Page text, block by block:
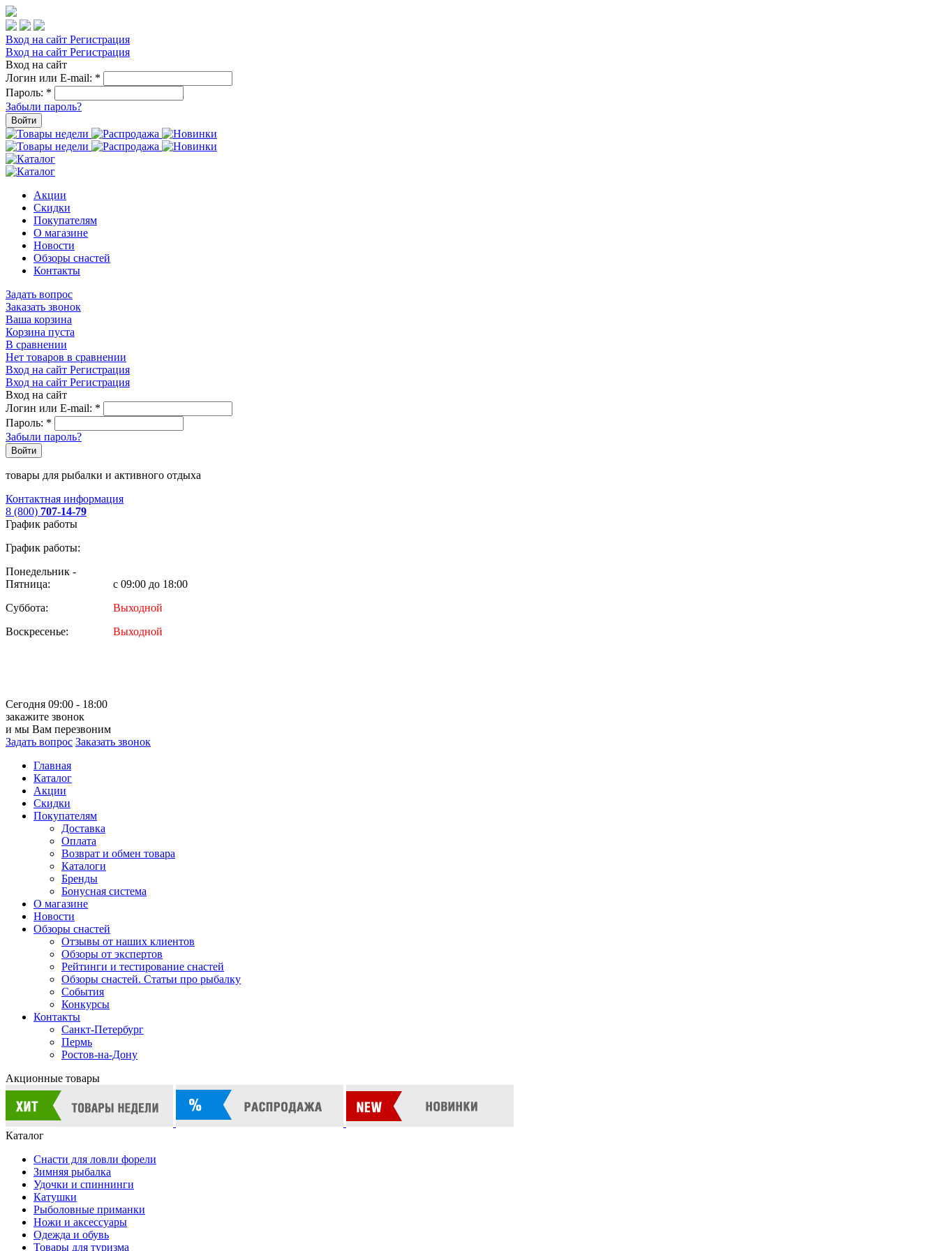
Вход на сайт Регистрация
Вход на сайт Регистрация
Вход на сайт
Логин или E-mail: *
Пароль: *
Забыли пароль?
Войти
Акции
Скидки
Покупателям
О магазине
Новости
Обзоры снастей
Контакты
Задать вопрос
Заказать звонок
Ваша корзина
Корзина пуста
В сравнении
Нет товаров в сравнении
Вход на сайт Регистрация
Вход на сайт Регистрация
Вход на сайт
Логин или E-mail: *
Пароль: *
Забыли пароль?
Войти
товары для рыбалки и активного отдыха
Контактная информация
8 (800) 707-14-79
График работы
График работы:
Понедельник -
Пятница:
с 09:00 до 18:00
Суббота:
Выходной
Воскресенье:
Выходной
Сегодня 09:00 - 18:00
закажите звонок
и мы Вам перезвоним
Задать вопрос Заказать звонок
Главная
Каталог
Акции
Скидки
Покупателям
Доставка
Оплата
Возврат и обмен товара
Каталоги
Бренды
Бонусная система
О магазине
Новости
Обзоры снастей
Отзывы от наших клиентов
Обзоры от экспертов
Рейтинги и тестирование снастей
Обзоры снастей. Статьи про рыбалку
События
Конкурсы
Контакты
Санкт-Петербург
Пермь
Ростов-на-Дону
Акционные товары
Каталог
Снасти для ловли форели
Зимняя рыбалка
Удочки и спиннинги
Катушки
Рыболовные приманки
Ножи и аксессуары
Одежда и обувь
Товары для туризма